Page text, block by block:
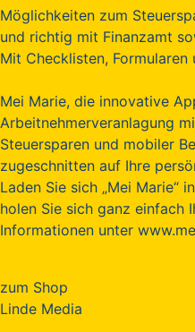
Möglichkeiten zum
und richtig mit Finanzamt
Mit Checklisten,
Mei Marie, die innovative
Arbeitnehmerveranlagung
Steuersparen und mobiler
zugeschnitten auf Ihre
Laden Sie sich „Mei Marie“
holen Sie sich ganz einfach
Informationen unter
zum Shop
Linde Media